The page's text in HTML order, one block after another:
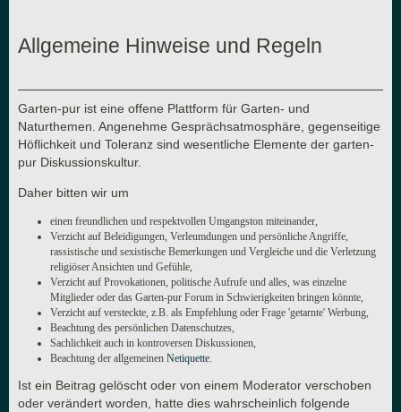
Allgemeine Hinweise und Regeln
Garten-pur ist eine offene Plattform für Garten- und
Naturthemen. Angenehme Gesprächsatmosphäre, gegenseitige
Höflichkeit und Toleranz sind wesentliche Elemente der garten-
pur Diskussionskultur.
Daher bitten wir um
einen freundlichen und respektvollen Umgangston miteinander,
Verzicht auf Beleidigungen, Verleumdungen und persönliche Angriffe,
rassistische und sexistische Bemerkungen und Vergleiche und die Verletzung
religiöser Ansichten und Gefühle,
Verzicht auf Provokationen, politische Aufrufe und alles, was einzelne
Mitglieder oder das Garten-pur Forum in Schwierigkeiten bringen könnte,
Verzicht auf versteckte, z.B. als Empfehlung oder Frage 'getarnte' Werbung,
Beachtung des persönlichen Datenschutzes,
Sachlichkeit auch in kontroversen Diskussionen,
Beachtung der allgemeinen Netiquette.
Ist ein Beitrag gelöscht oder von einem Moderator verschoben
oder verändert worden, hatte dies wahrscheinlich folgende